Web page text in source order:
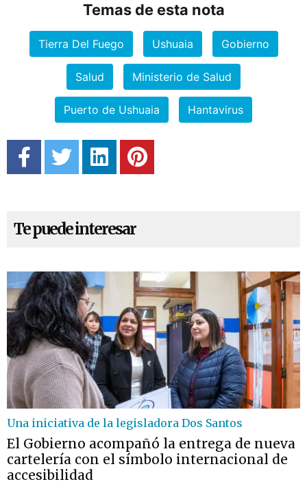
Temas de esta nota
Tierra Del Fuego Ushuaia Gobierno
Salud Ministerio de Salud
Puerto de Ushuaia Hantavirus
Te puede interesar
Una iniciativa de la legisladora Dos Santos
El Gobierno acompañó la entrega de nueva
cartelería con el símbolo internacional de
accesibilidad